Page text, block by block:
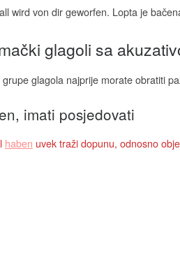
wird von dir geworfen. Lopta je
glagoli sa
grupe glagola najprije morate obratiti
imati posjedovati
haben uvek traži dopunu, odnosno